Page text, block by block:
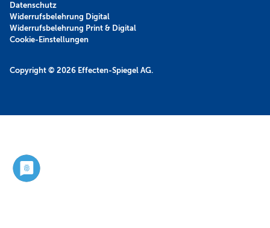
Copyright © 2026 Effecten-Spiegel AG.
Datenschutz
Widerrufsbelehrung Digital
Widerrufsbelehrung Print & Digital
Cookie-Einstellungen